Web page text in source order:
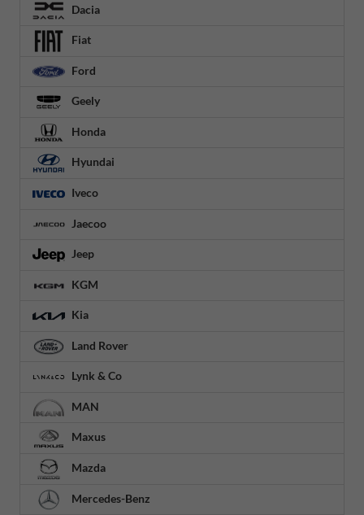
Dacia
Fiat
Ford
Geely
Honda
Hyundai
Iveco
Jaecoo
Jeep
KGM
Kia
Land Rover
Lynk & Co
MAN
Maxus
Mazda
Mercedes-Benz